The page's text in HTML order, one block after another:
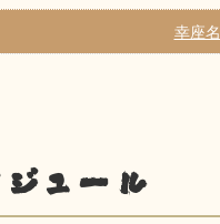
幸座名
ュール